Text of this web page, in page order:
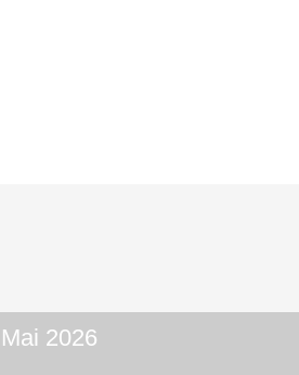
Mai 2026